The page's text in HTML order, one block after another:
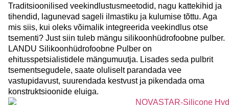
Traditsioonilised veekindlustusmeetodid, nagu kattekihid ja
tihendid, lagunevad sageli ilmastiku ja kulumise tõttu. Aga
mis siis, kui oleks võimalik integreerida veekindlus otse
tsementi? Just siin tuleb mängu silikoonhüdrofoobne pulber.
LANDU Silikoonhüdrofoobne Pulber on
ehitusspetsialistidele mängumuutja. Lisades seda pulbrit
tsementsegudele, saate oluliselt parandada vee
vastupidavust, suurendada kestvust ja pikendada oma
konstruktsioonide eluiga.